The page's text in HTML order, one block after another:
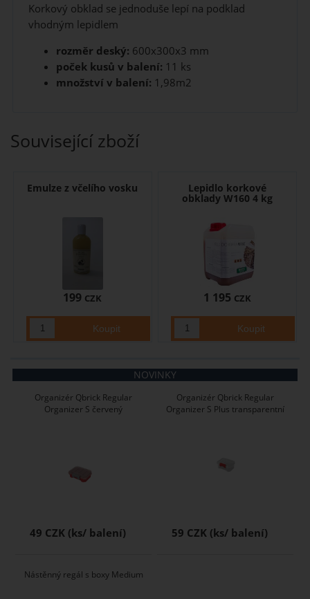
Korkový obklad se jednoduše lepí na podklad
vhodným lepidlem
rozměr deský: 600x300x3 mm
poček kusů v balení: 11 ks
množství v balení: 1,98m2
Související zboží
Emulze z včelího vosku
199 CZK
Lepidlo korkové
obklady W160 4 kg
1 195 CZK
NOVINKY
Organizér Qbrick Regular
Organizer S červený
49 CZK
Organizér Qbrick Regular
Organizer S Plus transparentní
59 CZK
Nástěnný regál s boxy Medium